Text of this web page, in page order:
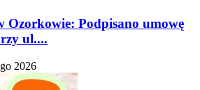
Ozorkowie: Podpisano umowę
ul....
2026